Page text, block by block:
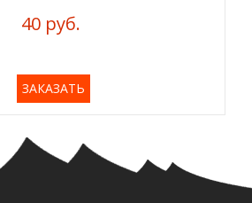
40 руб.
ЗАКАЗАТЬ